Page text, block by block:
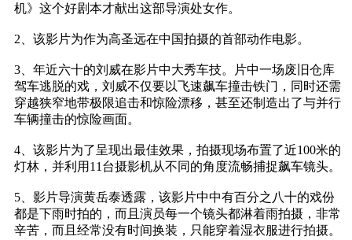
机》这个好剧本才献出这部导演处女作。
2、该影片为作为高圣远在中国拍摄的首部动作电影。
3、年近六十的刘威在影片中大秀车技。片中一场废旧仓库
驾车逃脱的戏，刘威不仅要以飞速飙车撞击铁门，同时还需
穿越狭窄地带极限追击和惊险漂移，甚至还制造出了与并行
车辆撞击的惊险画面。
4、该影片为了呈现出最佳效果，拍摄现场布置了近100米的
灯林，并利用11台摄影机从不同的角度流畅捕捉飙车镜头。
5、影片导演黄岳泰透露，该影片中中有百分之八十的戏份
都是下雨时拍的，而且演员每一个镜头都淋着雨拍摄，非常
辛苦，而且经常没有时间换装，只能穿着湿衣服进行拍摄。